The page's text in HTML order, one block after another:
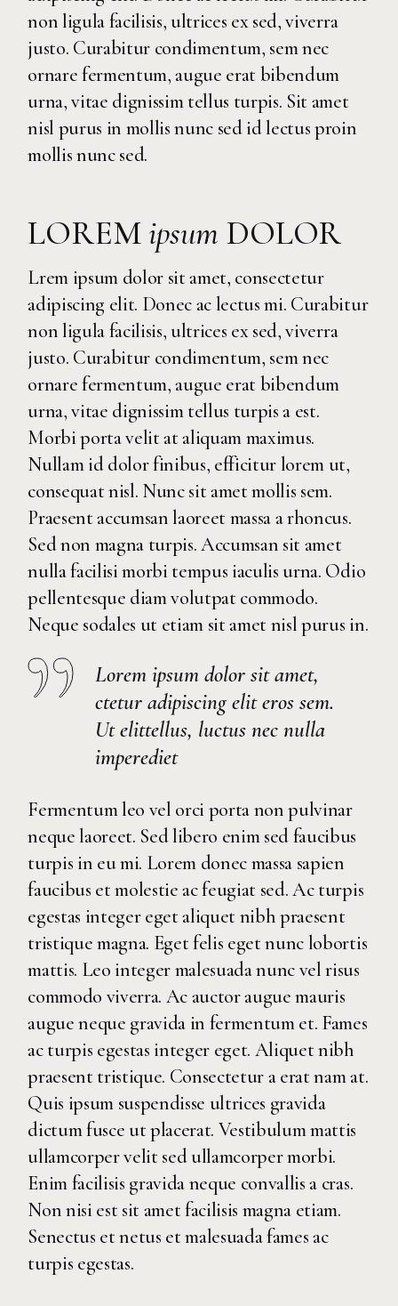
non ligula facilisis, ultrices ex sed, viverra
justo. Curabitur condimentum, sem nec
ornare fermentum, augue erat bibendum
urna, vitae dignissim tellus turpis. Sit amet
nisl purus in mollis nunc sed id lectus proin
mollis nunc sed.
LOREMipsum DOLOR
Lrem ipsum dolor sit amet, consectetur
adipiscing elit. Donec ac lectus mi. Curabitur
non ligula facilisis, ultrices ex sed, viverra
justo. Curabitur condimentum, sem nec
ornare fermentum, augue erat bibendum
urna, vitae dignissim tellus turpis a est.
Morbi porta velit at aliquam maximus.
Nullam id dolor finibus, efficitur lorem ut,
consequat nisl. Nunc sit amet mollis sem.
Praesent accumsan laoreet massa a rhoncus.
Sed non magna turpis. Accumsan sit amet
nulla facilisi morbi tempus iaculis urna. Odio
pellentesque diam volutpat commodo.
Neque sodales ut etiam sit amet nisl purus in.
Lorem ipsum dolor sit amet,
ctetur adipiscing elit eros sem.
Ut elittellus, luctus nec nulla
imperediet
Fermentum leo vel orci porta non pulvinar
neque laoreet. Sed libero enim sed faucibus
turpis in eu mi. Lorem donec massa sapien
faucibus et molestie ac feugiat sed. Ac turpis
egestas integer eget aliquet nibh praesent
tristique magna. Eget felis eget nunc lobortis
mattis. Leo integer malesuada nunc vel risus
commodo viverra. Ac auctor augue mauris
augue neque gravida in fermentum et. Fames
ac turpis egestas integer eget. Aliquet nibh
praesent tristique. Consectetur a erat nam at.
Quis ipsum suspendisse ultrices gravida
dictum fusce ut placerat. Vestibulum mattis
ullamcorper velit sed ullamcorper morbi.
Enim facilisis gravida neque convallis a cras.
Non nisi est sit amet facilisis magna etiam.
Senectus et netus et malesuada fames ac
turpis egestas.